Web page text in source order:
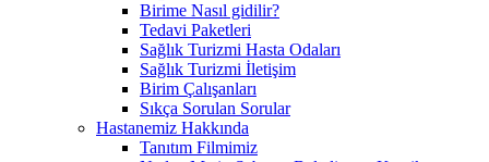
Birime Nasıl gidilir?
Tedavi Paketleri
Sağlık Turizmi Hasta Odaları
Sağlık Turizmi İletişim
Birim Çalışanları
Sıkça Sorulan Sorular
Hastanemiz Hakkında
Tanıtım Filmimiz